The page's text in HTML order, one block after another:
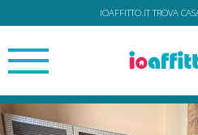
IOAFFITTO.IT TROVA